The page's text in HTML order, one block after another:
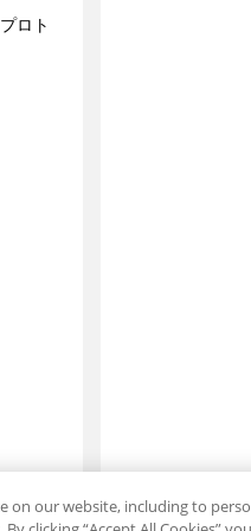
ロト
on our website, including to